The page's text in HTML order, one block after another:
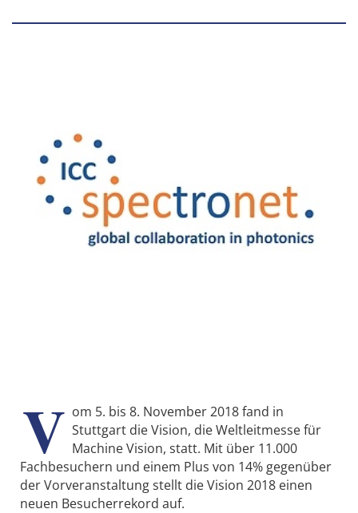
V om 5. bis 8. November 2018 fand in
Stuttgart die Vision, die Weltleitmesse für
Machine Vision, statt. Mit über 11.000
Fachbesuchern und einem Plus von 14% gegenüber
der Vorveranstaltung stellt die Vision 2018 einen
neuen Besucherrekord auf.